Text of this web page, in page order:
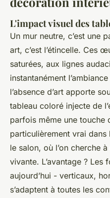
L'impact visuel des
Un mur neutre, c’est une
art, c’est l’étincelle. Ces
saturées, aux lignes
instantanément
l’absence d’art apporte
tableau coloré injecte de
parfois même une touche
particulièrement vrai
le salon, où l’on cherche
vivante. L’avantage ? Les
aujourd’hui - verticaux,
s’adaptent à toutes les